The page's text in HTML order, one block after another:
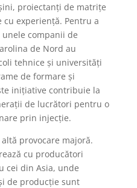
proiectanți de matrițe
experiență. Pentru a
companii de
de Nord au
tehnice și universități
de formare și
inițiative contribuie la
de lucrători pentru o
prin injecție.
provocare majoră.
cu producători
cei din Asia, unde
de producție sunt